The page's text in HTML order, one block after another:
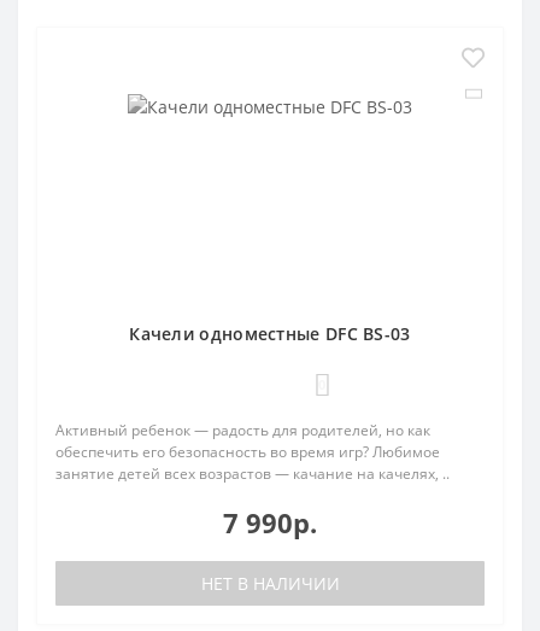
Качели одноместные DFC BS-03
Активный ребенок — радость для родителей, но как
обеспечить его безопасность во время игр? Любимое
занятие детей всех возрастов — качание на качелях, ..
7 990р.
НЕТ В НАЛИЧИИ